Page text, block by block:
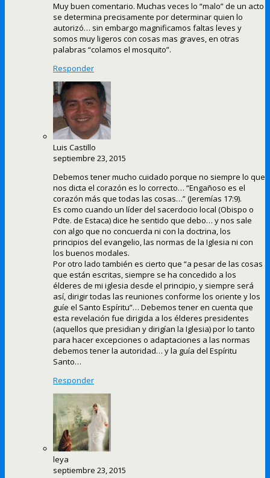
Muy buen comentario. Muchas veces lo “malo” de un acto
se determina precisamente por determinar quien lo
autorizó… sin embargo magnificamos faltas leves y
somos muy ligeros con cosas mas graves, en otras
palabras “colamos el mosquito”.
Responder
Luis Castillo
septiembre 23, 2015
Debemos tener mucho cuidado porque no siempre lo que
nos dicta el corazón es lo correcto… “Engañoso es el
corazón más que todas las cosas…” (Jeremías 17:9).
Es como cuando un líder del sacerdocio local (Obispo o
Pdte. de Estaca) dice he sentido que debo… y nos sale
con algo que no concuerda ni con la doctrina, los
principios del evangelio, las normas de la Iglesia ni con
los buenos modales.
Por otro lado también es cierto que “a pesar de las cosas
que están escritas, siempre se ha concedido a los
élderes de mi iglesia desde el principio, y siempre será
así, dirigir todas las reuniones conforme los oriente y los
guíe el Santo Espíritu”… Debemos tener en cuenta que
esta revelación fue dirigida a los élderes presidentes
(aquellos que presidian y dirigían la Iglesia) por lo tanto
para hacer excepciones o adaptaciones a las normas
debemos tener la autoridad… y la guía del Espíritu
Santo…
Responder
leya
septiembre 23, 2015